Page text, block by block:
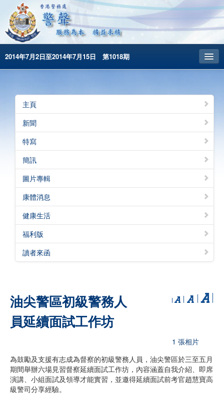
2014年7月2日至2014年7月15日 第1018期
昔日警聲
警務處主頁
简体版
English
主頁
新聞
特寫
簡訊
圖片專輯
康體消息
健康生活
福利版
讀者來函
油尖警區初級警務人
員延續面試工作坊
1 張相片
為鼓勵及支援有志成為督察的初級警務人員，油尖警區於三至五月
期間舉辦六場見習督察延續面試工作坊，內容涵蓋自我介紹、即席
演講、小組面試及領導才能實習，並邀得延續面試前考官趙慧寶高
級警司分享經驗。